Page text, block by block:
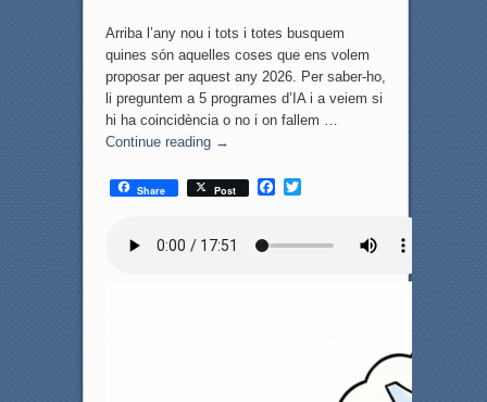
Arriba l’any nou i tots i totes busquem
quines són aquelles coses que ens volem
proposar per aquest any 2026. Per saber-ho,
li preguntem a 5 programes d’IA i a veiem si
hi ha coincidència o no i on fallem …
Continue reading →
Share Post
F
T